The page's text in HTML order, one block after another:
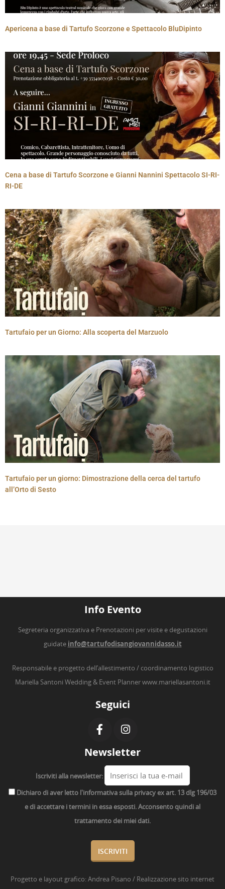
Apericena a base di Tartufo Scorzone e Spettacolo BluDipinto
Cena a base di Tartufo Scorzone e Gianni Nannini Spettacolo SI-RI-
RI-DE
Tartufaio per un Giorno: Alla scoperta del Marzuolo
Tartufaio per un giorno: Dimostrazione della cerca del tartufo
all’Orto di Sesto
Info Evento
Segreteria organizzativa e Prenotazioni per visite e degustazioni
guidate info@tartufodisangiovannidasso.it
Responsabile e progetto dell’allestimento / coordinamento logistico
Mariella Santoni Wedding & Event Plannerwww.mariellasantoni.it
Seguici
Newsletter
Iscriviti alla newsletter:
Dichiaro di aver letto l'informativa sulla privacy ex art. 13 dlg 196/03
e di accettare i termini in essa esposti. Acconsento quindi al
trattamento dei miei dati.
Progetto e layout grafico:Andrea Pisano / Realizzazione sito internet